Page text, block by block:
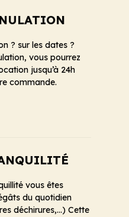
? sur les dates ?
vous pourrez
jusqu’à 24h
commande.
vous êtes
du quotidien
déchirures,...) Cette